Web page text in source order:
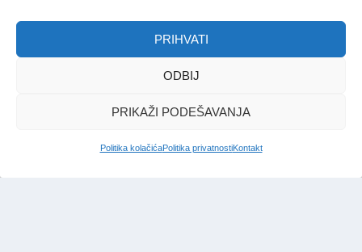
PRIHVATI
ODBIJ
PRIKAŽI PODEŠAVANJA
Politika kolačićaPolitika privatnostiKontakt